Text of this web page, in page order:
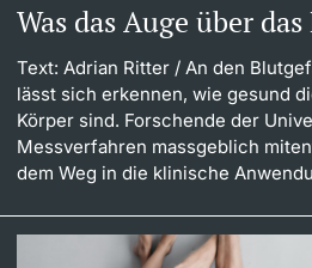
Was das Auge über
Text: Adrian Ritter / An den
lässt sich erkennen, wie gesund
Körper sind. Forschende der
Messverfahren massgeblich
dem Weg in die klinische